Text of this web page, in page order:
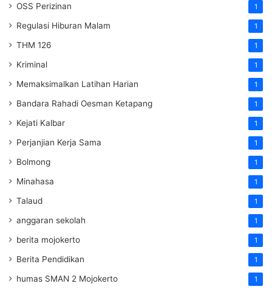
OSS Perizinan 1
Regulasi Hiburan Malam 1
THM 126 1
Kriminal 1
Memaksimalkan Latihan Harian 1
Bandara Rahadi Oesman Ketapang 1
Kejati Kalbar 1
Perjanjian Kerja Sama 1
Bolmong 1
Minahasa 1
Talaud 1
anggaran sekolah 1
berita mojokerto 1
Berita Pendidikan 1
humas SMAN 2 Mojokerto 1